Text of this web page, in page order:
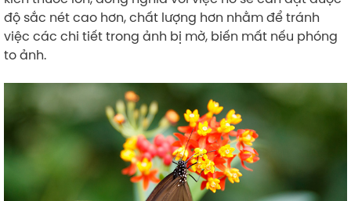
độ sắc nét cao hơn, chất lượng hơn nhằm để tránh
việc các chi tiết trong ảnh bị mờ, biến mất nếu phóng
to ảnh.